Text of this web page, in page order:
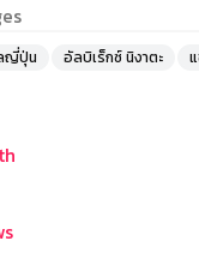
ญี่ปุ่น อัลบิเร็กซ์ นิงาตะ